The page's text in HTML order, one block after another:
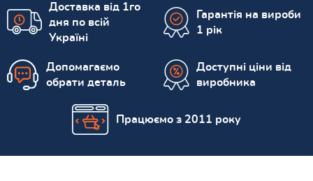
Доставка від 1го
дня по всій
Україні
Гарантія на вироби
1 рік
Допомагаємо
обрати деталь
Доступні ціни від
виробника
Працюємо з 2011 року